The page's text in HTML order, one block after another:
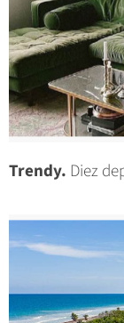
Trendy. Diez